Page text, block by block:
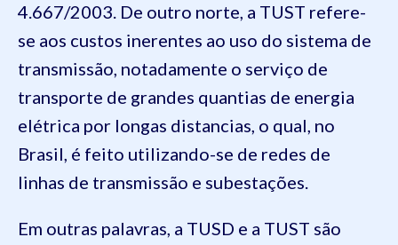
4.667/2003. De outro norte, a TUST refere-
se aos custos inerentes ao uso do sistema de
transmissão, notadamente o serviço de
transporte de grandes quantias de energia
elétrica por longas distancias, o qual, no
Brasil, é feito utilizando-se de redes de
linhas de transmissão e subestações.
Em outras palavras, a TUSD e a TUST são